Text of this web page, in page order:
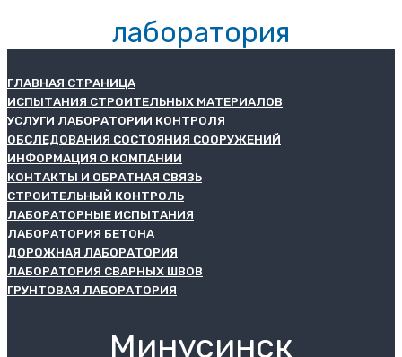
лаборатория
ГЛАВНАЯ СТРАНИЦА
ИСПЫТАНИЯ СТРОИТЕЛЬНЫХ МАТЕРИАЛОВ
УСЛУГИ ЛАБОРАТОРИИ КОНТРОЛЯ
ОБСЛЕДОВАНИЯ СОСТОЯНИЯ СООРУЖЕНИЙ
ИНФОРМАЦИЯ О КОМПАНИИ
КОНТАКТЫ И ОБРАТНАЯ СВЯЗЬ
СТРОИТЕЛЬНЫЙ КОНТРОЛЬ
ЛАБОРАТОРНЫЕ ИСПЫТАНИЯ
ЛАБОРАТОРИЯ БЕТОНА
ДОРОЖНАЯ ЛАБОРАТОРИЯ
ЛАБОРАТОРИЯ СВАРНЫХ ШВОВ
ГРУНТОВАЯ ЛАБОРАТОРИЯ
Минусинск